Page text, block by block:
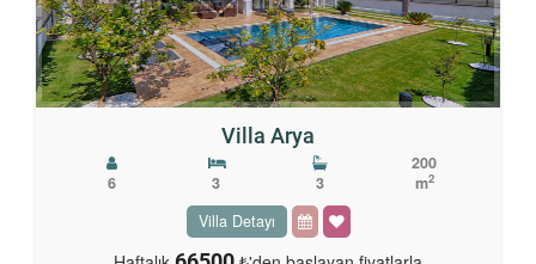
Villa Arya
6 3 3
200
m2
Villa Detayı